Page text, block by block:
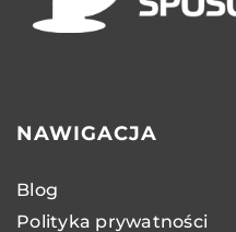
NAWIGACJA
Blog
Polityka prywatności